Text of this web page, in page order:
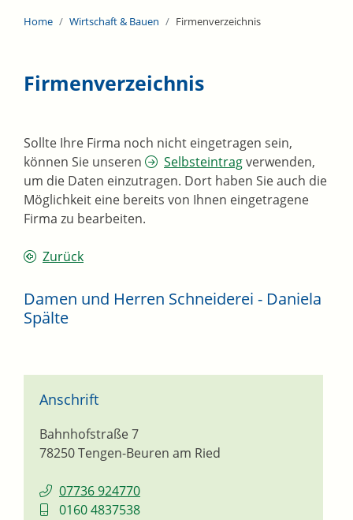
Home Wirtschaft & Bauen Firmenverzeichnis
Firmenverzeichnis
Sollte Ihre Firma noch nicht eingetragen sein,
können Sie unseren
Selbsteintragverwenden,
um die Daten einzutragen. Dort haben Sie auch die
Möglichkeit eine bereits von Ihnen eingetragene
Firma zu bearbeiten.
Zurück
Damen und Herren Schneiderei - Daniela
Spälte
Anschrift
Bahnhofstraße 7
78250Tengen-Beuren am Ried
07736 924770
0160 4837538